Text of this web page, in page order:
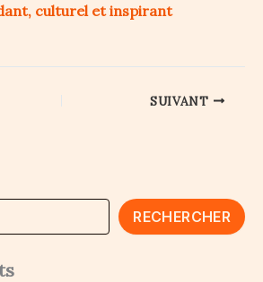
culturel et inspirant
SUIVANT
RECHERCHER